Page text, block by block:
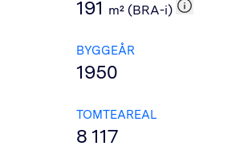
191 m² (BRA-i)
BYGGEÅR
1950
TOMTEAREAL
8 117